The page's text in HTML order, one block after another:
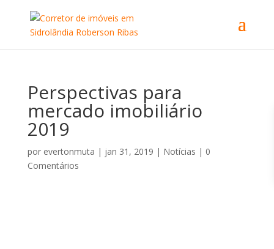
Perspectivas para
mercado imobiliário
2019
por evertonmuta | jan 31, 2019 | Notícias | 0
Comentários